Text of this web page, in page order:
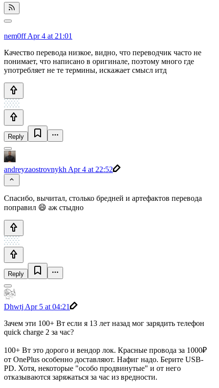
nem0ffApr 4 at 21:01
Качество перевода низкое, видно, что переводчик часто не
понимает, что написано в оригинале, поэтому много где
употребляет не те термины, искажает смысл итд
Reply
andreyzaostrovnykh Apr 4 at 22:52
Спасибо, вычитал, столько бредней и артефактов перевода
поправил 😄 аж стыдно
Reply
Dhwtj Apr 5 at 04:21
Зачем эти 100+ Вт если я 13 лет назад мог зарядить телефон
quick charge 2 за час?
100+ Вт это дорого и вендор лок. Красные провода за 1000₽
от OnePlus особенно доставляют. Нафиг надо. Берите USB-
PD. Хотя, некоторые "особо продвинутые" и от него
отказываются заряжаться за час из вредности.